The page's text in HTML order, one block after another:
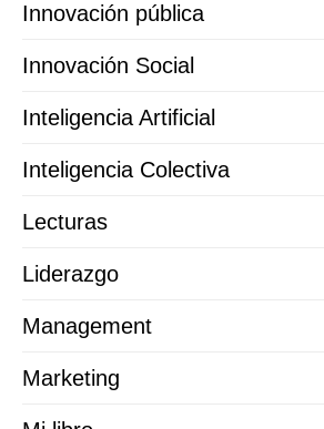
Innovación pública
Innovación Social
Inteligencia Artificial
Inteligencia Colectiva
Lecturas
Liderazgo
Management
Marketing